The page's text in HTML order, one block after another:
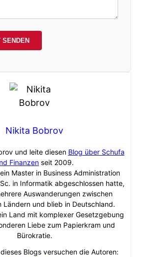
Nikita Bobrov
und leite diesen Blog über Schufa
Finanzen seit 2009.
Master in Business Administration
in Informatik abgeschlossen hatte,
Auswanderungen zwischen
Ländern und blieb in Deutschland.
Land mit komplexer Gesetzgebung
Liebe zum Papierkram und
Bürokratie.
Blogs versuchen die Autoren: